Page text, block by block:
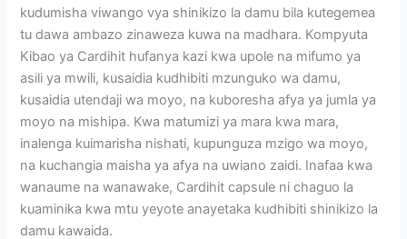
kudumisha viwango vya shinikizo la damu bila kutegemea
tu dawa ambazo zinaweza kuwa na madhara. Kompyuta
Kibao ya Cardihit hufanya kazi kwa upole na mifumo ya
asili ya mwili, kusaidia kudhibiti mzunguko wa damu,
kusaidia utendaji wa moyo, na kuboresha afya ya jumla ya
moyo na mishipa. Kwa matumizi ya mara kwa mara,
inalenga kuimarisha nishati, kupunguza mzigo wa moyo,
na kuchangia maisha ya afya na uwiano zaidi. Inafaa kwa
wanaume na wanawake, Cardihit capsule ni chaguo la
kuaminika kwa mtu yeyote anayetaka kudhibiti shinikizo la
damu kawaida.